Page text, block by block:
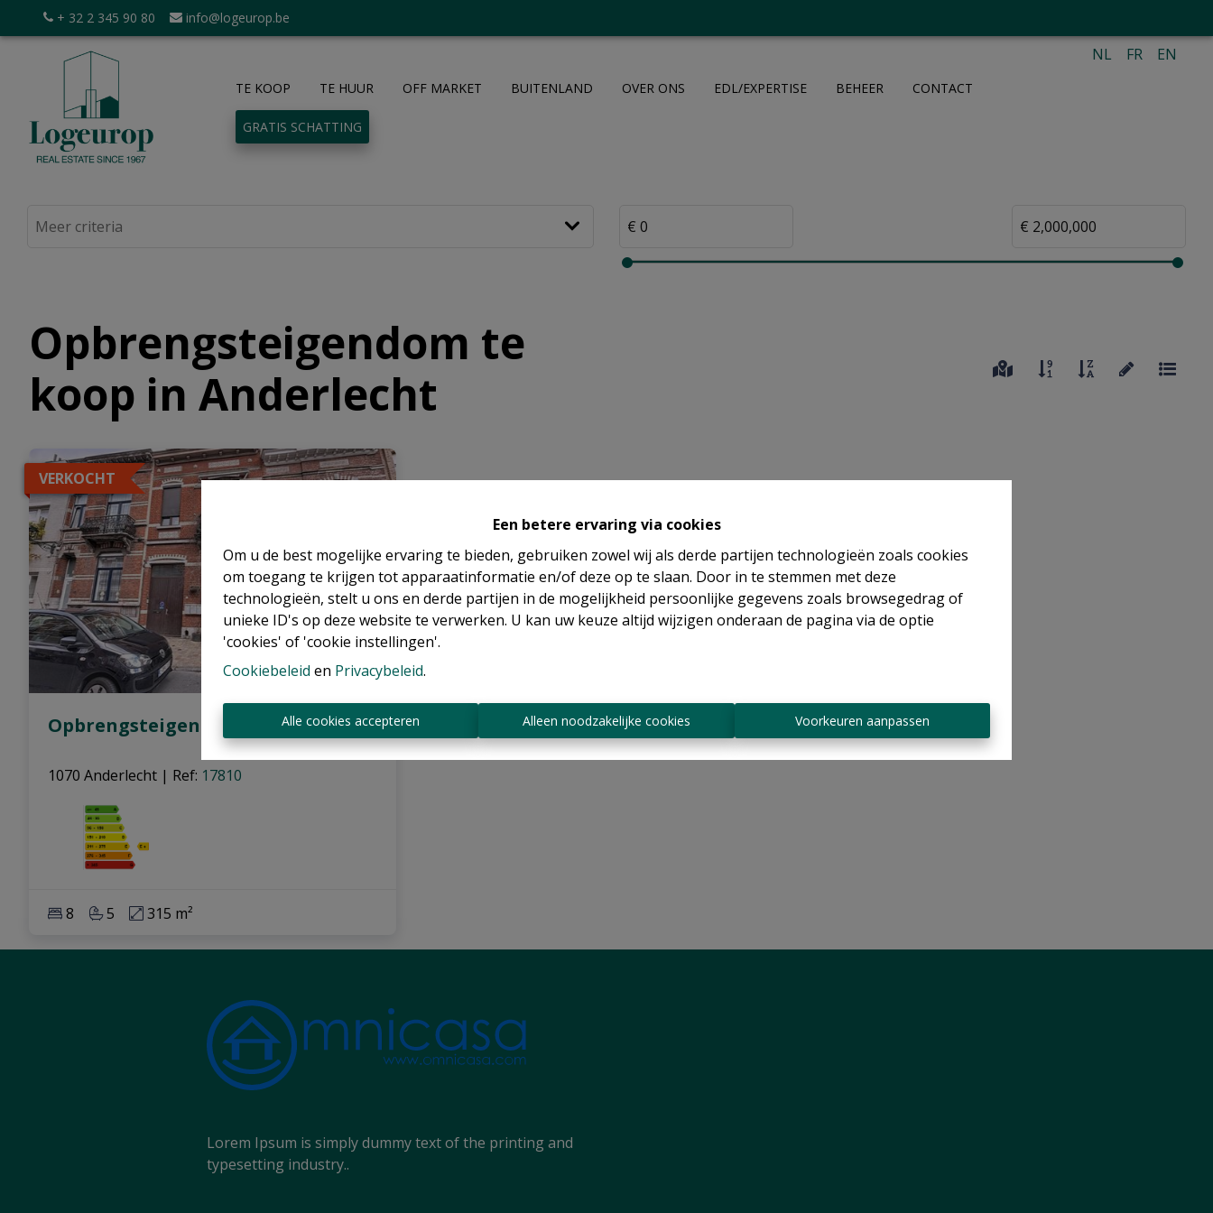
Een betere ervaring via cookies
Om u de best mogelijke ervaring te bieden, gebruiken zowel wij als derde partijen technologieën zoals cookies
om toegang te krijgen tot apparaatinformatie en/of deze op te slaan. Door in te stemmen met deze
technologieën, stelt u ons en derde partijen in de mogelijkheid persoonlijke gegevens zoals browsegedrag of
unieke ID's op deze website te verwerken. U kan uw keuze altijd wijzigen onderaan de pagina via de optie
'cookies' of 'cookie instellingen'.
Cookiebeleid en Privacybeleid.
Alle cookies accepteren Alleen noodzakelijke cookies Voorkeuren aanpassen
+ 32 2 345 90 80 info@logeurop.be
TE KOOP TE HUUR OFF MARKET BUITENLAND OVER ONS EDL/EXPERTISE BEHEER CONTACT
GRATIS SCHATTING
NL FR EN
Opbrengsteigendom te
koop in Anderlecht
VERKOCHT
Opbrengsteigendom (A)
1070 Anderlecht | Ref: 17810
8 5 315 m²
Lorem Ipsum is simply dummy text of the printing and
typesetting industry..